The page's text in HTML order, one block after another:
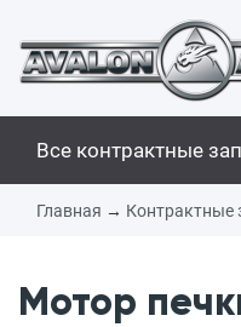
Все контрактные
Главная → Контрактные
Мотор